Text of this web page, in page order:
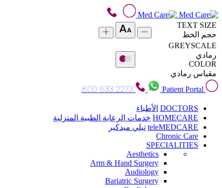
TEXT SIZE
حجم الخط
GREYSCALE
رمادي
COLOR
مقياس رمادي
Patient Portal
800 633 2273
DOCTORS الأطباء
HOMECARE خدمات الرعاية الطبية المنزلية
teleMEDCARE تيلي ميدكير
Chronic Care
SPECIALITIES
Aesthetics
Arm & Hand Surgery
Audiology
Bariatric Surgery